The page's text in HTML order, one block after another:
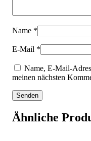
Name *
E-Mail *
Name, E-Mail-
meinen nächsten
Ähnliche